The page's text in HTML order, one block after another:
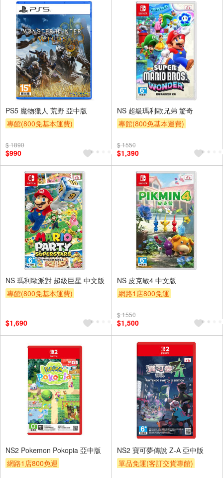
PS5 魔物獵人 荒野 亞中版
專館(800免基本運費)
$ 1890
$990
NS 超級瑪利歐兄弟 驚奇
專館(800免基本運費)
$ 1550
$1,390
NS 瑪利歐派對 超級巨星 中文版
專館(800免基本運費)
$1,690
NS 皮克敏4 中文版
網路1店800免運
$ 1550
$1,500
NS2 Pokemon Pokopia 亞中版
網路1店800免運
NS2 寶可夢傳說 Z-A 亞中版
單品免運(客訂交貨專館)